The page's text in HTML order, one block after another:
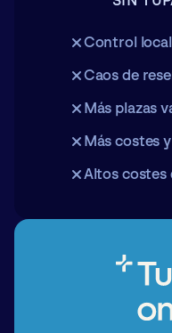
Control
Caos de
Más plazas
Más costes
Altos costes